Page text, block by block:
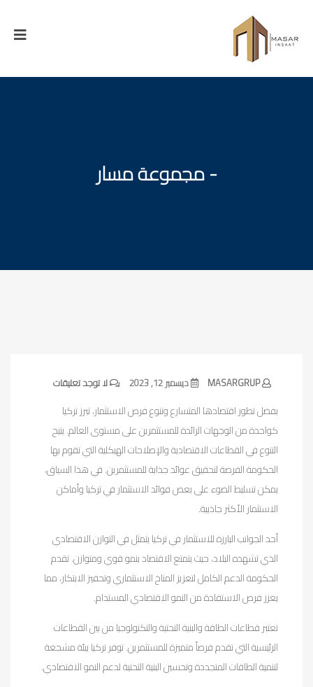
- مجموعة مسار
MASARGRUP ديسمبر 12, 2023 لا توجد تعليقات
بفضل تطور اقتصادها المتسارع وتنوع فرص الاستثمار، تبرز تركيا
كواحدة من الوجهات الرائدة للمستثمرين على مستوى العالم. يتيح
التنوع في القطاعات الاقتصادية والإصلاحات الهيكلية التي تقوم بها
الحكومة الفرصة لتحقيق عوائد جذابة للمستثمرين. في هذا السياق،
يمكن تسليط الضوء على بعض فوائد الاستثمار في تركيا وأماكن
الاستثمار الأكثر جاذبية.
أحد الجوانب البارزة للاستثمار في تركيا يتمثل في التوازن الاقتصادي
الذي تشهده البلاد، حيث يتمتع الاقتصاد بنمو قوي ومتوازن. تقدم
الحكومة الدعم الكامل لتعزيز المناخ الاستثماري وتحفيز الابتكار، مما
يعزز فرص الاستفادة من النمو الاقتصادي المستدام.
تعتبر قطاعات الطاقة والبنية التحتية والتكنولوجيا من بين القطاعات
الرئيسية التي تقدم فرصاً متميزة للمستثمرين. توفر تركيا بيئة مشجعة
لتنمية الطاقات المتجددة وتحسين البنية التحتية لدعم النمو الاقتصادي.